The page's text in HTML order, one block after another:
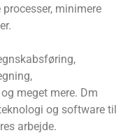
minimere
meget mere. Dm
og software til
arbejde.